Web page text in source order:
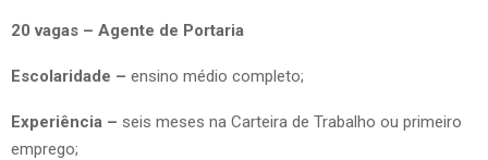
20 vagas – Agente de Portaria
Escolaridade – ensino médio completo;
Experiência – seis meses na Carteira de Trabalho ou primeiro
emprego;